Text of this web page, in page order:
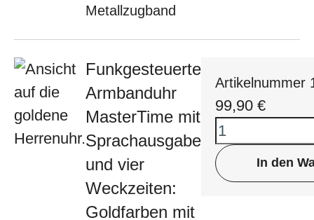
Metallzugband
Funkgesteuerte
Armbanduhr
MasterTime mit
Sprachausgabe
und vier
Weckzeiten:
Goldfarben mit
Artikelnummer
99,90 €
In den